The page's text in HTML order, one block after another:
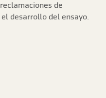
de
desarrollo del ensayo.